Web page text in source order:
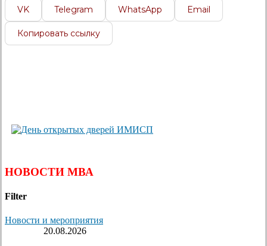
VK Telegram WhatsApp Email
Копировать ссылку
НОВОСТИ МВА
Filter
Новости и мероприятия
20.08.2026